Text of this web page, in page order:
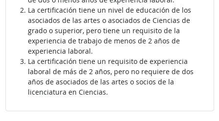
La certificación tiene un nivel de educación de los
asociados de las artes o asociados de Ciencias de
grado o superior, pero tiene un requisito de la
experiencia de trabajo de menos de 2 años de
experiencia laboral.
La certificación tiene un requisito de experiencia
laboral de más de 2 años, pero no requiere de dos
años de asociados de las artes o socios de la
licenciatura en Ciencias.